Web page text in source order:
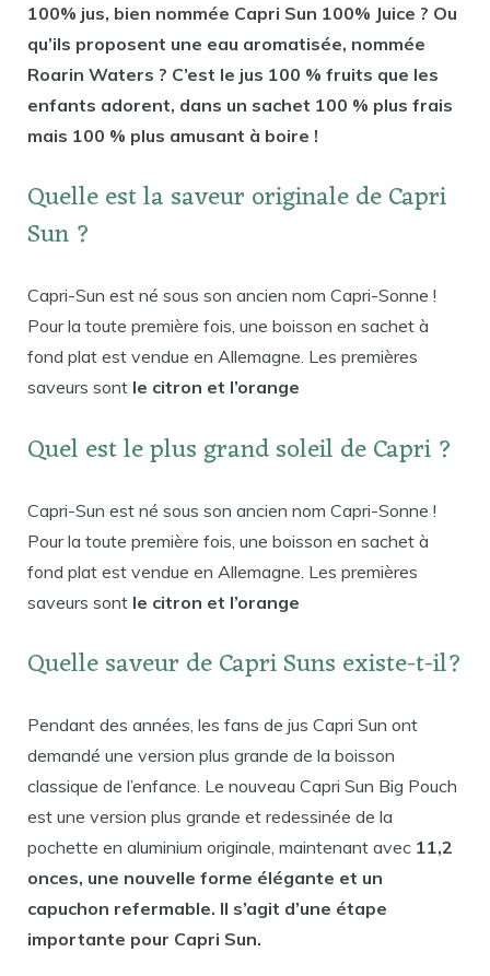
100% jus, bien nommée Capri Sun 100% Juice ? Ou
qu’ils proposent une eau aromatisée, nommée
Roarin Waters ? C’est le jus 100 % fruits que les
enfants adorent, dans un sachet 100 % plus frais
mais 100 % plus amusant à boire !
Quelle est la saveur originale de Capri
Sun ?
Capri-Sun est né sous son ancien nom Capri-Sonne !
Pour la toute première fois, une boisson en sachet à
fond plat est vendue en Allemagne. Les premières
saveurs sont le citron et l’orange
Quel est le plus grand soleil de Capri ?
Capri-Sun est né sous son ancien nom Capri-Sonne !
Pour la toute première fois, une boisson en sachet à
fond plat est vendue en Allemagne. Les premières
saveurs sont le citron et l’orange
Quelle saveur de Capri Suns existe-t-il?
Pendant des années, les fans de jus Capri Sun ont
demandé une version plus grande de la boisson
classique de l’enfance. Le nouveau Capri Sun Big Pouch
est une version plus grande et redessinée de la
pochette en aluminium originale, maintenant avec 11,2
onces, une nouvelle forme élégante et un
capuchon refermable. Il s’agit d’une étape
importante pour Capri Sun.